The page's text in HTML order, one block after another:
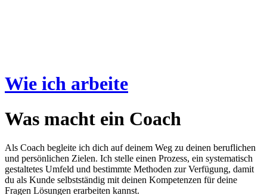
Wie ich arbeite
Was macht ein Coach
Als Coach begleite ich dich auf deinem Weg zu deinen beruflichen
und persönlichen Zielen. Ich stelle einen Prozess, ein systematisch
gestaltetes Umfeld und bestimmte Methoden zur Verfügung, damit
du als Kunde selbstständig mit deinen Kompetenzen für deine
Fragen Lösungen erarbeiten kannst.